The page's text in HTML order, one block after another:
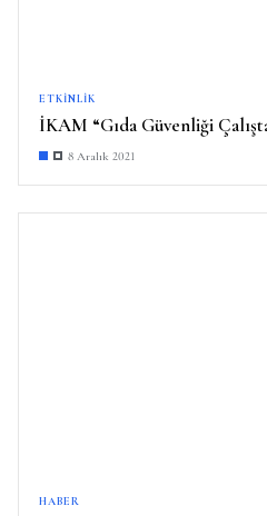
ETKINLIK
İKAM “Gıda Güvenliği
8 Aralık 2021
HABER